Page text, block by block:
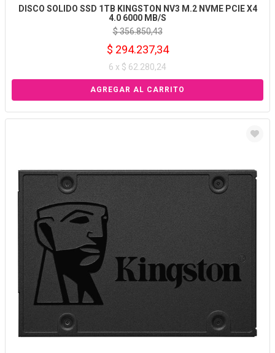
DISCO SOLIDO SSD 1TB KINGSTON NV3 M.2 NVME PCIE X4
4.0 6000 MB/S
$ 356.850,43
$ 294.237,34
6 x $ 62.280,24